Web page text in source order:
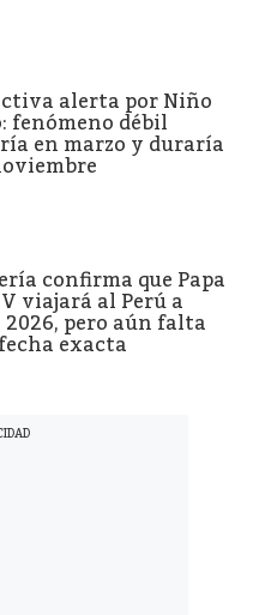
alerta por Niño
fenómeno débil
en marzo y duraría
confirma que Papa
viajará al Perú a
2026, pero aún falta
exacta